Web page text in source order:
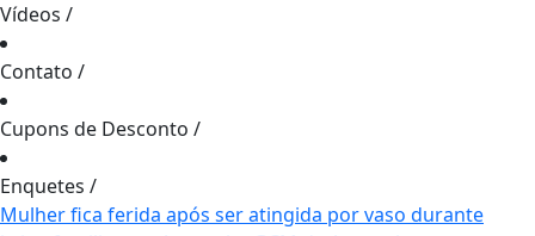
Vídeos /
Contato /
Cupons de Desconto /
Enquetes /
Mulher fica ferida após ser atingida por vaso durante